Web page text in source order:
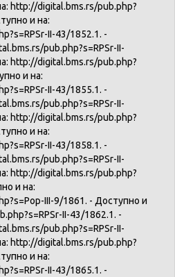
http://digital.bms.rs/pub.php?
и на:
II-43/1852.1. -
pub.php?s=RPSr-II-
http://digital.bms.rs/pub.php?
и на:
II-43/1855.1. -
pub.php?s=RPSr-II-
http://digital.bms.rs/pub.php?
и на:
II-43/1858.1. -
pub.php?s=RPSr-II-
http://digital.bms.rs/pub.php?
и на:
III-9/1861. - Доступно и
II-43/1862.1. -
pub.php?s=RPSr-II-
http://digital.bms.rs/pub.php?
и на:
II-43/1865.1. -